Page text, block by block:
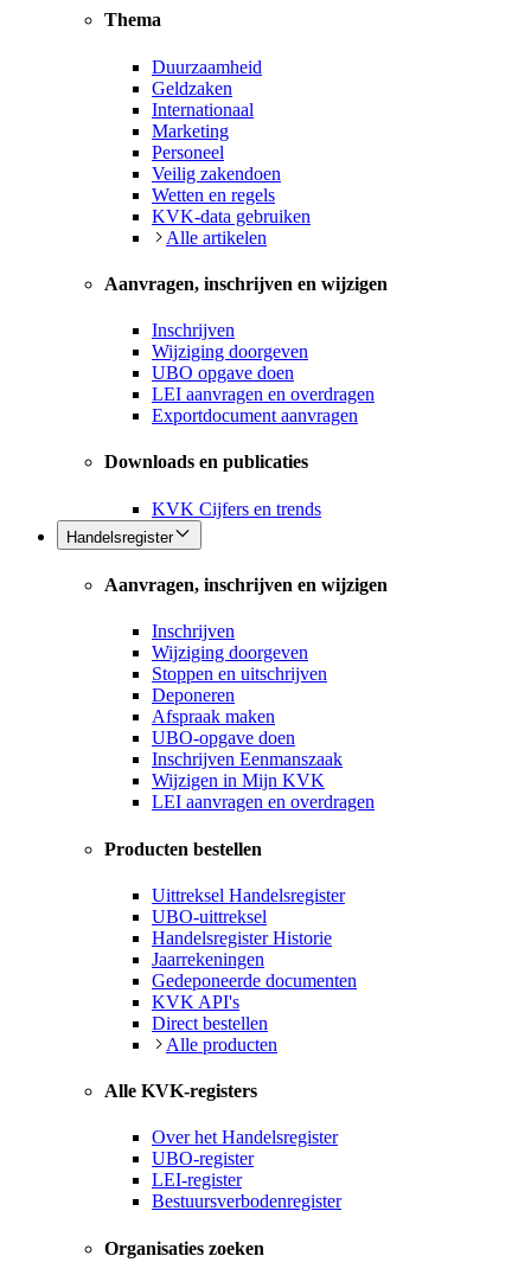
Thema
Duurzaamheid
Geldzaken
Internationaal
Marketing
Personeel
Veilig zakendoen
Wetten en regels
KVK-data gebruiken
Alle artikelen
Aanvragen, inschrijven en wijzigen
Inschrijven
Wijziging doorgeven
UBO opgave doen
LEI aanvragen en overdragen
Exportdocument aanvragen
Downloads en publicaties
KVK Cijfers en trends
Handelsregister
Aanvragen, inschrijven en wijzigen
Inschrijven
Wijziging doorgeven
Stoppen en uitschrijven
Deponeren
Afspraak maken
UBO-opgave doen
Inschrijven Eenmanszaak
Wijzigen in Mijn KVK
LEI aanvragen en overdragen
Producten bestellen
Uittreksel Handelsregister
UBO-uittreksel
Handelsregister Historie
Jaarrekeningen
Gedeponeerde documenten
KVK API's
Direct bestellen
Alle producten
Alle KVK-registers
Over het Handelsregister
UBO-register
LEI-register
Bestuursverbodenregister
Organisaties zoeken